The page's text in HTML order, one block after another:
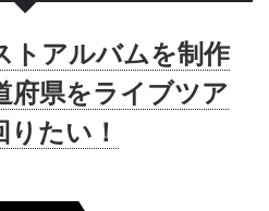
トアルバムを制作
府県をライブツア
りたい！